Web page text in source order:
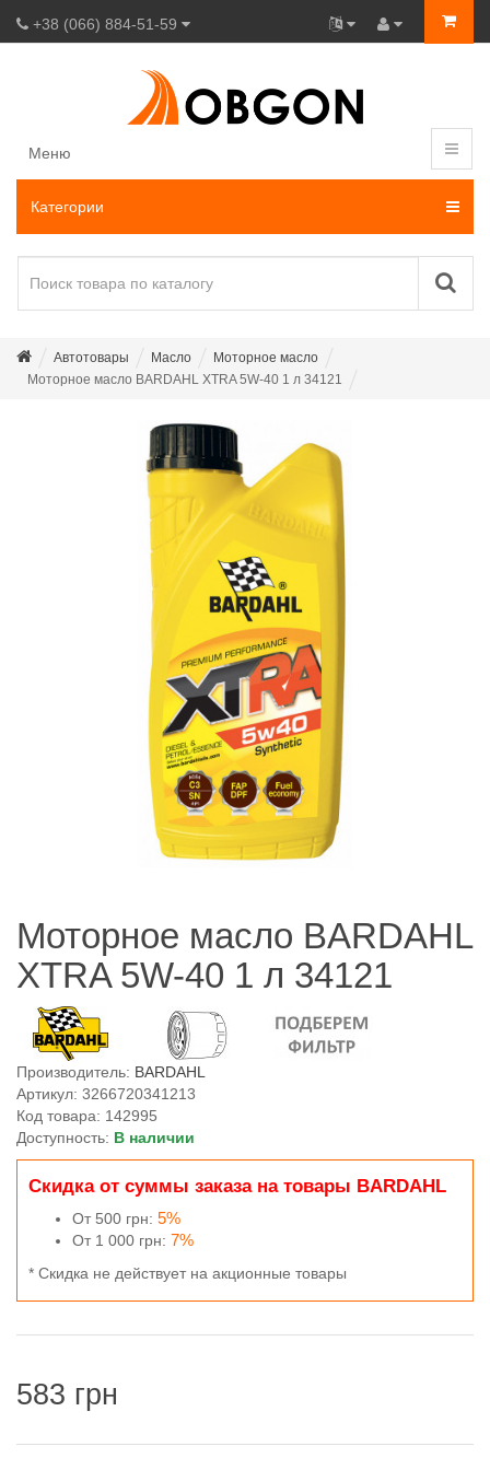
+38 (066) 884-51-59
Меню
Категории
Автотовары Масло
Моторное масло
Моторное масло BARDAHL XTRA 5W-40 1 л 34121
Моторное масло BARDAHL
XTRA 5W-40 1 л 34121
Производитель: BARDAHL
Артикул: 3266720341213
Код товара: 142995
Доступность: В наличии
Скидка от суммы заказа на товары BARDAHL
От 500 грн: 5%
От 1 000 грн: 7%
* Скидка не действует на акционные товары
583 грн